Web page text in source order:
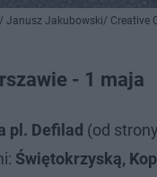
Janusz Jakubowski/ Creative
- 1 maja
pl. Defilad (od
Świętokrzyską,